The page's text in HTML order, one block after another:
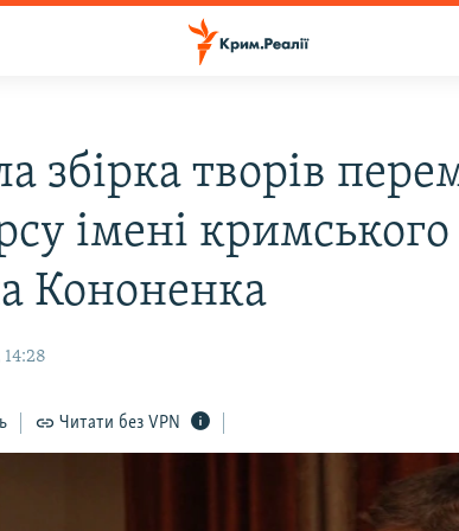
збірка творів
імені кримського
Кононенка
14:28
Читати без VPN